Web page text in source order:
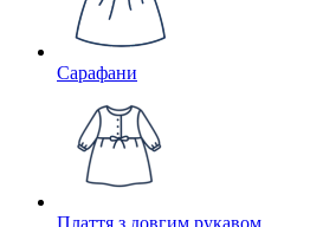
Сарафани
Плаття з довгим рукавом